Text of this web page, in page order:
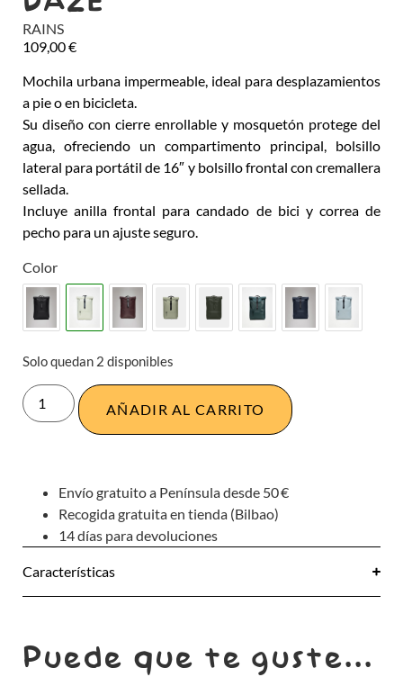
RAINS
109,00€
Mochila urbana impermeable, ideal para desplazamientos
a pie o en bicicleta.
Su diseño con cierre enrollable y mosquetón protege del
agua, ofreciendo un compartimento principal, bolsillo
lateral para portátil de 16″ y bolsillo frontal con cremallera
sellada.
Incluye anilla frontal para candado de bici y correa de
pecho para un ajuste seguro.
Color
Solo quedan 2 disponibles
AÑADIR AL CARRITO
Envío gratuito a Península desde 50 €
Recogida gratuita en tienda (Bilbao)
14 días para devoluciones
Características
Puede que te guste...